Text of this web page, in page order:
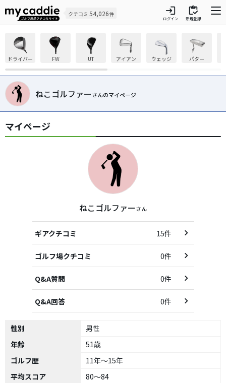
クチコミ 54,026件 login
ログイン
inventory
新規登録
ドライバー FW UT アイアン ウェッジ パター
ねこゴルファーさんのマイページ
マイページ
ねこゴルファーさん
ギアクチコミ 15件
ゴルフ場クチコミ 0件
Q&A質問 0件
Q&A回答 0件
性別
男性
年齢
51歳
ゴルフ歴
11年～15年
平均スコア
80～84